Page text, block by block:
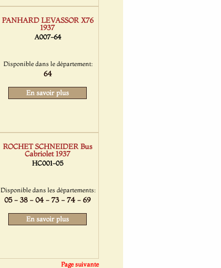
PANHARD LEVASSOR X76
1937
A007-64
Disponible dans le département:
64
En savoir plus
ROCHET SCHNEIDER Bus
Cabriolet 1937
HC001-05
Disponible dans les départements:
05 - 38 - 04 - 73 - 74 - 69
En savoir plus
Page suivante